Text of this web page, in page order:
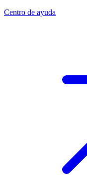
Centro de ayuda